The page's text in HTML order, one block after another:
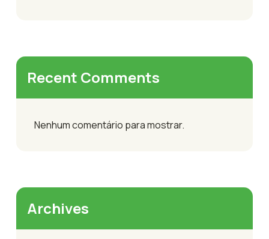
Recent Comments
Nenhum comentário para mostrar.
Archives